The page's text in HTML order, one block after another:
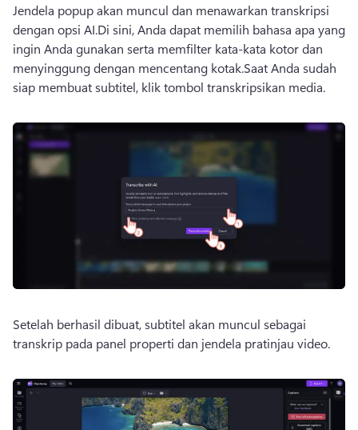
Jendela popup akan muncul dan menawarkan transkripsi
dengan opsi AI.Di sini, Anda dapat memilih bahasa apa yang
ingin Anda gunakan serta memfilter kata-kata kotor dan
menyinggung dengan mencentang kotak.Saat Anda sudah
siap membuat subtitel, klik tombol transkripsikan media.
Setelah berhasil dibuat, subtitel akan muncul sebagai
transkrip pada panel properti dan jendela pratinjau video.